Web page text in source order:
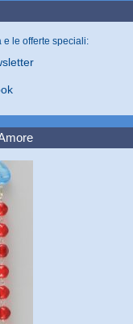
le offerte speciali: